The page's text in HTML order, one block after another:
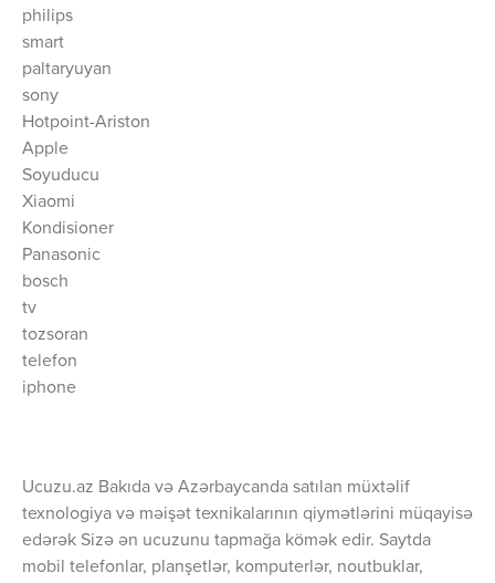
philips
smart
paltaryuyan
sony
Hotpoint-Ariston
Apple
Soyuducu
Xiaomi
Kondisioner
Panasonic
bosch
tv
tozsoran
telefon
iphone
Ucuzu.az Bakıda və Azərbaycanda satılan müxtəlif
texnologiya və məişət texnikalarının qiymətlərini müqayisə
edərək Sizə ən ucuzunu tapmağa kömək edir. Saytda
mobil telefonlar, planşetlər, komputerlər, noutbuklar,